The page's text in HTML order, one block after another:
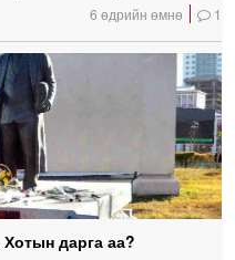
6 өдрийн өмнө 1
дарга аа?